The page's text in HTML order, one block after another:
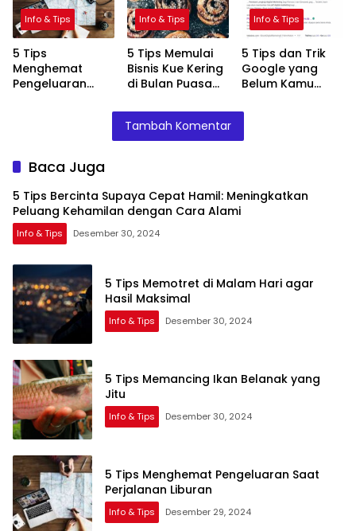
Info & Tips
5 Tips
Menghemat
Pengeluaran
Info & Tips
5 Tips Memulai
Bisnis Kue Kering
di Bulan Puasa
Info & Tips
5 Tips dan Trik
Google yang
Belum Kamu
Tambah Komentar
Baca Juga
5 Tips Bercinta Supaya Cepat Hamil: Meningkatkan
Peluang Kehamilan dengan Cara Alami
Info & Tips Desember 30, 2024
5 Tips Memotret di Malam Hari agar
Hasil Maksimal
Info & Tips Desember 30, 2024
5 Tips Memancing Ikan Belanak yang
Jitu
Info & Tips Desember 30, 2024
5 Tips Menghemat Pengeluaran Saat
Perjalanan Liburan
Info & Tips Desember 29, 2024